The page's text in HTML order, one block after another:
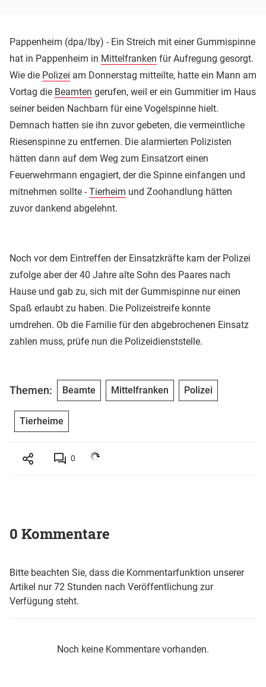
Pappenheim (dpa/lby) - Ein Streich mit einer Gummispinne
hat in Pappenheim in Mittelfranken für Aufregung gesorgt.
Wie die Polizei am Donnerstag mitteilte, hatte ein Mann am
Vortag die Beamten gerufen, weil er ein Gummitier im Haus
seiner beiden Nachbarn für eine Vogelspinne hielt.
Demnach hatten sie ihn zuvor gebeten, die vermeintliche
Riesenspinne zu entfernen. Die alarmierten Polizisten
hätten dann auf dem Weg zum Einsatzort einen
Feuerwehrmann engagiert, der die Spinne einfangen und
mitnehmen sollte - Tierheim und Zoohandlung hätten
zuvor dankend abgelehnt.
Noch vor dem Eintreffen der Einsatzkräfte kam der Polizei
zufolge aber der 40 Jahre alte Sohn des Paares nach
Hause und gab zu, sich mit der Gummispinne nur einen
Spaß erlaubt zu haben. Die Polizeistreife konnte
umdrehen. Ob die Familie für den abgebrochenen Einsatz
zahlen muss, prüfe nun die Polizeidienststelle.
Themen: Beamte Mittelfranken Polizei
Tierheime
0
0 Kommentare
Bitte beachten Sie, dass die Kommentarfunktion unserer
Artikel nur 72 Stunden nach Veröffentlichung zur
Verfügung steht.
Noch keine Kommentare vorhanden.